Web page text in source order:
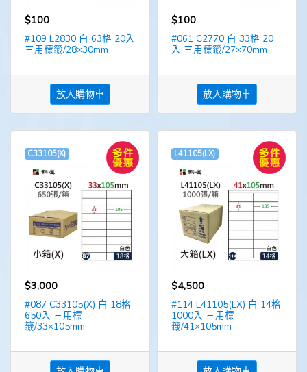
$100
#109 L2830 白 63格 20入
三用標籤/28×30mm
放入購物車
$100
#061 C2770 白 33格 20
入 三用標籤/27×70mm
放入購物車
C33105(X)
$3,000
#087 C33105(X) 白 18格
650入 三用標
籤/33×105mm
L41105(LX)
$4,500
#114 L41105(LX) 白 14格
1000入 三用標
籤/41×105mm